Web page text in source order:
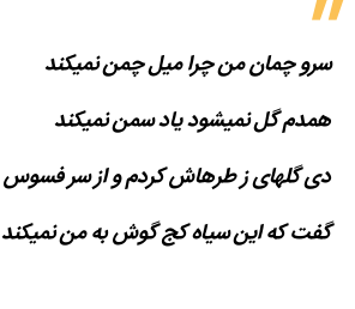
سرو چمان من چرا میل چمن نمی​کند
همدم گل نمی​شود یاد سمن نمی​کند
دی گله​ای ز طره​اش کردم و از سر فسوس
گفت که این سیاه کج گوش به من نمی​کند